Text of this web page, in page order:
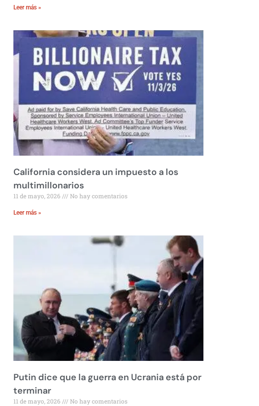
Leer más »
California considera un impuesto a los
multimillonarios
11 de mayo, 2026 No hay comentarios
Leer más »
Putin dice que la guerra en Ucrania está por
terminar
11 de mayo, 2026 No hay comentarios